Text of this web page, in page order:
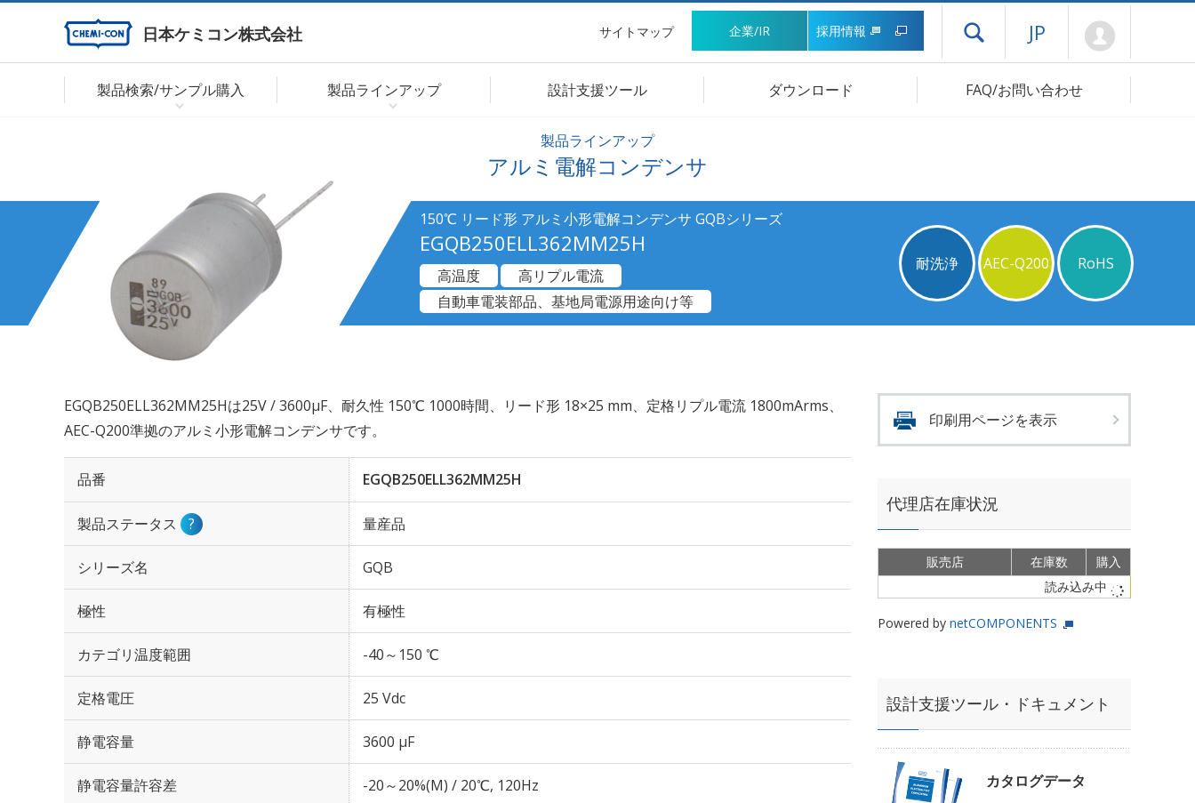
日本ケミコン株式会社 サイトマップ 企業/IR 採用情報 ドロワーメニューを開く
JP
製品検索/サンプル購入 製品ラインアップ 設計支援ツール ダウンロード FAQ/お問い合わせ
製品ラインアップ
アルミ電解コンデンサ
150℃ リード形 アルミ小形電解コンデンサ GQBシリーズ
EGQB250ELL362MM25H
耐洗浄 AEC-Q200 RoHS
高温度
高リプル電流
自動車電装部品、基地局電源用途向け等
EGQB250ELL362MM25Hは25V / 3600µF、耐久性 150℃ 1000時間、リード形 18×25 mm、定格リプル電流 1800mArms、
AEC-Q200準拠のアルミ小形電解コンデンサです。
品番 EGQB250ELL362MM25H
製品ステータス ? 量産品
シリーズ名 GQB
極性 有極性
カテゴリ温度範囲 -40～150 ℃
定格電圧 25 Vdc
静電容量 3600 µF
静電容量許容差 -20～20%(M) / 20℃, 120Hz
印刷用ページを表示
代理店在庫状況
販売店 在庫数
購入
読み込み中
Powered by netCOMPONENTS
設計支援ツール・ドキュメント
カタログデータ